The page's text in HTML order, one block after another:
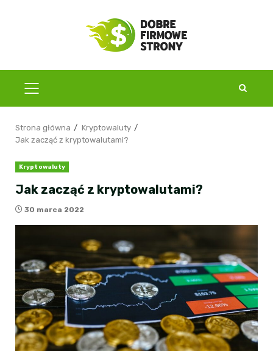
MENU
GŁÓWNE
Strona główna
Kryptowaluty
Jak zacząć z kryptowalutami?
Kryptowaluty
Jak zacząć z kryptowalutami?
30 marca 2022